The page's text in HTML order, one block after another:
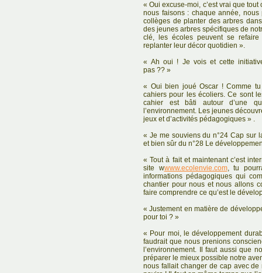
« Oui excuse-moi, c’est vrai que
nous faisons : chaque année,
collèges de planter des arbres
des jeunes arbres spécifiques de
clé, les écoles peuvent se
replanter leur décor quotidien ».
« Ah oui ! Je vois et cette
pas ?? »
« Oui bien joué Oscar ! Comme
cahiers pour les écoliers. Ce sont
cahier est bâti autour d’une
l’environnement. Les jeunes
jeux et d’activités pédagogiques » .
« Je me souviens du n°24 Cap sur
et bien sûr du n°28 Le
« Tout à fait et maintenant c’est
site wwww.ecolenvie.com, tu
informations pédagogiques qui
chantier pour nous et nous allons
faire comprendre ce qu’est le
« Justement en matière de
pour toi ? »
« Pour moi, le développement
faudrait que nous prenions
l’environnement. Il faut aussi que
préparer le mieux possible notre
nous fallait changer de cap avec